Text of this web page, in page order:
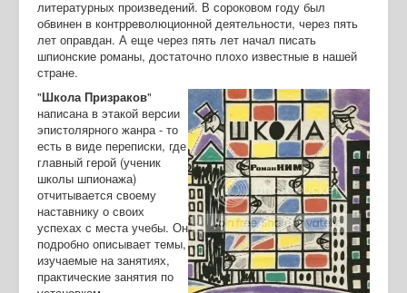
литературных произведений. В сороковом году был
обвинен в контрреволюционной деятельности, через пять
лет оправдан. А еще через пять лет начал писать
шпионские романы, достаточно плохо известные в нашей
стране.
"Школа Призраков"
написана в этакой версии
эпистолярного жанра - то
есть в виде переписки, где
главный герой (ученик
школы шпионажа)
отчитывается своему
наставнику о своих
успехах с места учебы. Он
подробно описывает темы,
изучаемые на занятиях,
практические занятия по